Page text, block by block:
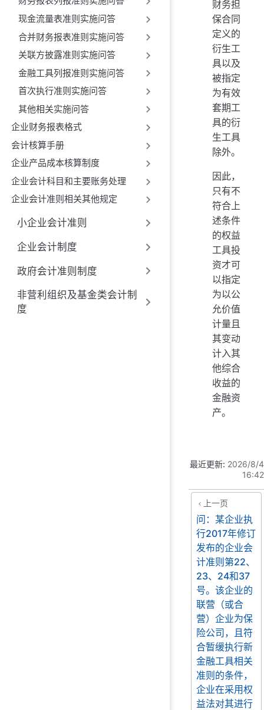
现金流量表准则实施问答
合并财务报表准则实施问答
关联方披露准则实施问答
金融工具列报准则实施问答
首次执行准则实施问答
其他相关实施问答
企业财务报表格式
会计核算手册
企业产品成本核算制度
企业会计科目和主要账务处理
企业会计准则相关其他规定
小企业会计准则
企业会计制度
政府会计准则制度
非营利组织及基金类会计制
度
财务担
保合同
定义的
衍生工
具以及
被指定
为有效
套期工
具的衍
生工具
除外。
因此，
只有不
符合上
述条件
的权益
工具投
资才可
以指定
为以公
允价值
计量且
其变动
计入其
他综合
收益的
金融资
产。
最近更新: 2026/8/4
16:42
上一页
问：某企业执
行2017年修订
发布的企业会
计准则第22、
23、24和37
号。该企业的
联营（或合
营）企业为保
险公司，且符
合暂缓执行新
金融工具相关
准则的条件，
企业在采用权
益法对其进行